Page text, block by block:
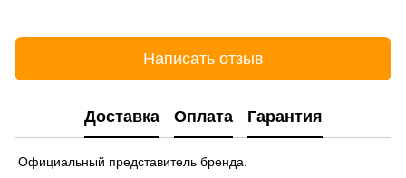
Написать отзыв
Доставка Оплата Гарантия
Официальный представитель бренда.